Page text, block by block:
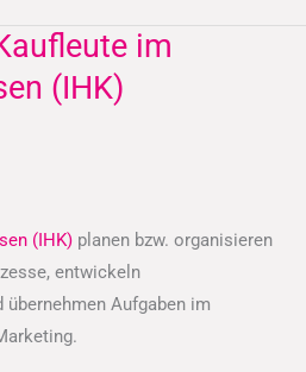
im
(IHK)
(IHK) planen bzw. organisieren
entwickeln
Aufgaben im